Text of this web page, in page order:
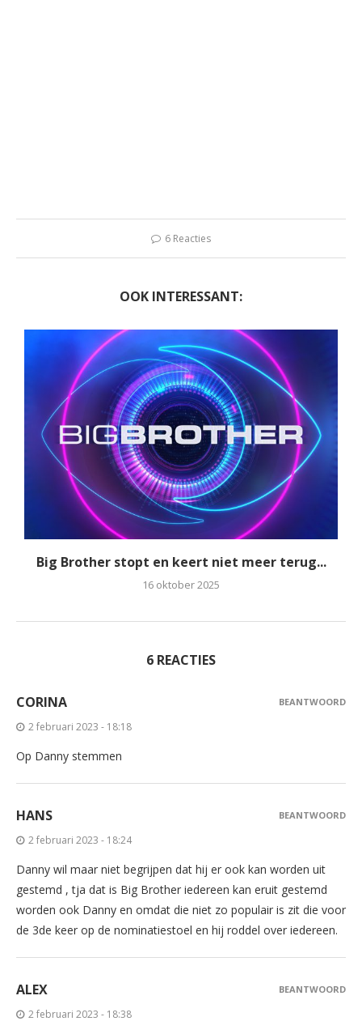
6 Reacties
OOK INTERESSANT:
Big Brother stopt en keert niet meer terug...
16 oktober 2025
6 REACTIES
CORINA
2 februari 2023 - 18:18
Op Danny stemmen
BEANTWOORD
HANS
2 februari 2023 - 18:24
Danny wil maar niet begrijpen dat hij er ook kan worden uit
gestemd , tja dat is Big Brother iedereen kan eruit gestemd
worden ook Danny en omdat die niet zo populair is zit die voor
de 3de keer op de nominatiestoel en hij roddel over iedereen.
BEANTWOORD
ALEX
2 februari 2023 - 18:38
BEANTWOORD